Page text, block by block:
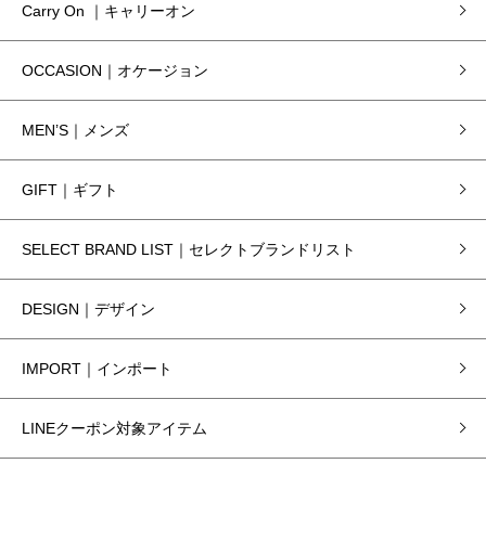
Carry On ｜キャリーオン
OCCASION｜オケージョン
MEN’S｜メンズ
GIFT｜ギフト
SELECT BRAND LIST｜セレクトブランドリスト
DESIGN｜デザイン
IMPORT｜インポート
LINEクーポン対象アイテム